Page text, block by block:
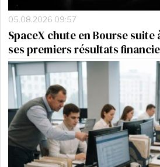
05.08.2026 09:57
SpaceX chute en Bourse
ses premiers résultats